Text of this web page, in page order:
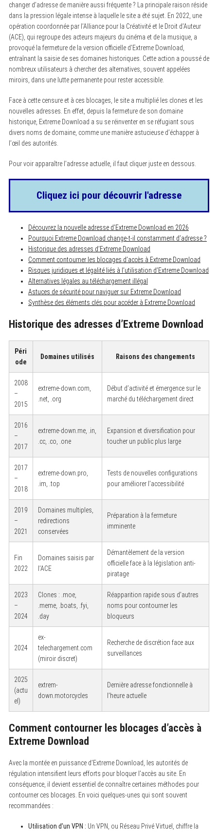
changer d’adresse de manière aussi fréquente ? La principale raison réside
dans la pression légale intense à laquelle le site a été sujet. En 2022, une
opération coordonnée par l’Alliance pour la Créativité et le Droit d’Auteur
(ACE), qui regroupe des acteurs majeurs du cinéma et de la musique, a
provoqué la fermeture de la version officielle d’Extreme Download,
entraînant la saisie de ses domaines historiques. Cette action a poussé de
nombreux utilisateurs à chercher des alternatives, souvent appelées
miroirs, dans une lutte permanente pour rester accessible.
Face à cette censure et à ces blocages, le site a multiplié les clones et les
nouvelles adresses. En effet, depuis la fermeture de son domaine
historique, Extreme Download a su se réinventer en se réfugiant sous
divers noms de domaine, comme une manière astucieuse d’échapper à
l’œil des autorités.
Pour voir apparaître l’adresse actuelle, il faut cliquer juste en dessous.
Cliquez ici pour découvrir l'adresse
Découvrez la nouvelle adresse d’Extreme Download en 2026
Pourquoi Extreme Download change-t-il constamment d’adresse ?
Historique des adresses d’Extreme Download
Comment contourner les blocages d’accès à Extreme Download
Risques juridiques et légalité liés à l’utilisation d’Extreme Download
Alternatives légales au téléchargement illégal
Astuces de sécurité pour naviguer sur Extreme Download
Synthèse des éléments clés pour accéder à Extreme Download
Historique des adresses d’Extreme Download
Péri
ode
Domaines utilisés Raisons des changements
2008
–
2015
extreme-down.com,
.net, .org
Début d’activité et émergence sur le
marché du téléchargement direct
2016
–
2017
extreme-down.me, .in,
.cc, .co, .one
Expansion et diversification pour
toucher un public plus large
2017
–
2018
extreme-down.pro,
.im, .top
Tests de nouvelles configurations
pour améliorer l’accessibilité
2019
–
2021
Domaines multiples,
redirections
conservées
Préparation à la fermeture
imminente
Fin
2022
Domaines saisis par
l’ACE
Démantèlement de la version
officielle face à la législation anti-
piratage
2023
–
2024
Clones : .moe,
.meme, .boats, .fyi,
.day
Réapparition rapide sous d’autres
noms pour contourner les
bloqueurs
2024
ex-
telechargement.com
(miroir discret)
Recherche de discrétion face aux
surveillances
2025
(actu
el)
extrem-
down.motorcycles
Dernière adresse fonctionnelle à
l’heure actuelle
Comment contourner les blocages d’accès à
Extreme Download
Avec la montée en puissance d’Extreme Download, les autorités de
régulation intensifient leurs efforts pour bloquer l’accès au site. En
conséquence, il devient essentiel de connaître certaines méthodes pour
contourner ces blocages. En voici quelques-unes qui sont souvent
recommandées :
Utilisation d’un VPN : Un VPN, ou Réseau Privé Virtuel, chiffre la